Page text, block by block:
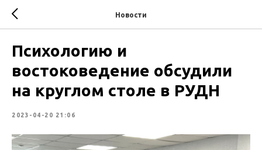
Новости
Психологию и
востоковедение обсудили
на круглом столе в РУДН
2023-04-20 21:06